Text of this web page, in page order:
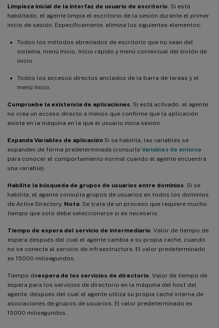
Limpieza inicial de la interfaz de usuario de escritorio . Si está
habilitado, el agente limpia el escritorio de la sesión durante el primer
inicio de sesión. Específicamente, elimina los siguientes elementos:
Todos los métodos abreviados de escritorio que no sean del
sistema, menú Inicio, Inicio rápido y menú contextual del botón de
inicio.
Todos los accesos directos anclados de la barra de tareas y el
menú Inicio.
Compruebe la existencia de aplicaciones . Si está activado, el agente
no crea un acceso directo a menos que confirme que la aplicación
existe en la máquina en la que el usuario inicia sesión.
Expanda Variables de aplicación Si se habilita, las variables se
expanden de forma predeterminada (consulte Variables de entorno
para conocer el comportamiento normal cuando el agente encuentra
una variable).
Habilite la búsqueda de grupos de usuarios entre dominios . Si se
habilita, el agente consulta grupos de usuarios en todos los dominios
de Active Directory. Nota: Se trata de un proceso que requiere mucho
tiempo que solo debe seleccionarse si es necesario.
Tiempo de espera del servicio de intermediario . Valor de tiempo de
espera después del cual el agente cambia a su propia caché, cuando
no se conecta al servicio de infraestructura. El valor predeterminado
es 15000 milisegundos.
Tiempo deespera de los servicios de directorio . Valor de tiempo de
espera para los servicios de directorio en la máquina del host del
agente, después del cual el agente utiliza su propia caché interna de
asociaciones de grupos de usuarios. El valor predeterminado es
15000 milisegundos.